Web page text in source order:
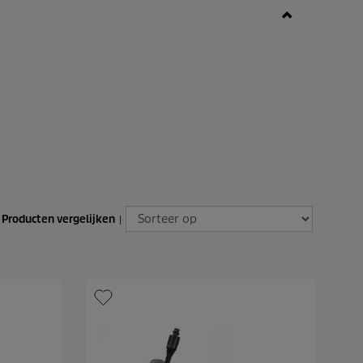
Producten vergelijken |